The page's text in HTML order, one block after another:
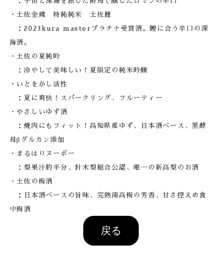
・土佐金蔵 特純純米 土佐麗
：2023 kura masterプラチナ受賞酒。鰹に合う辛口の深
海酒。
・ 土佐の夏純吟
：冷やして美味しい！夏限定の純米吟醸
・いとをかし活性
：夏に爽快！スパークリング、フルーティー
・やさしいゆず酒
：焼肉にもフィット！高知県産ゆず、日本酒ベース、黒酵
母βグルカン添加
・まるはりヌーボー
：梨果汁約半分、針木梨組合公認、唯一の新高梨のお酒
・土佐の梅酒
：日本酒ベースの旨味、完熟南高梅の芳香、甘さ控えめ食
中梅酒